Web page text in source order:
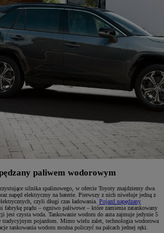
paliwem wodorowym
silnika spalinowego, w ofercie Toyoty znajdziemy dwa
napęd elektryczny na baterie. Pierwszy z nich niweluje jedną z
czyli długi czas ładowania. Pojazd napędzany
fabrykę prądu – ogniwo paliwowe – które zamienia zatankowany
jest czysta woda. Tankowanie wodoru do auta zajmuje jedynie 5
tradycyjnym pojazdom. Mimo wielu zalet, technologia wodorowa
tankowania wodoru można policzyć na palcach jednej ręki.